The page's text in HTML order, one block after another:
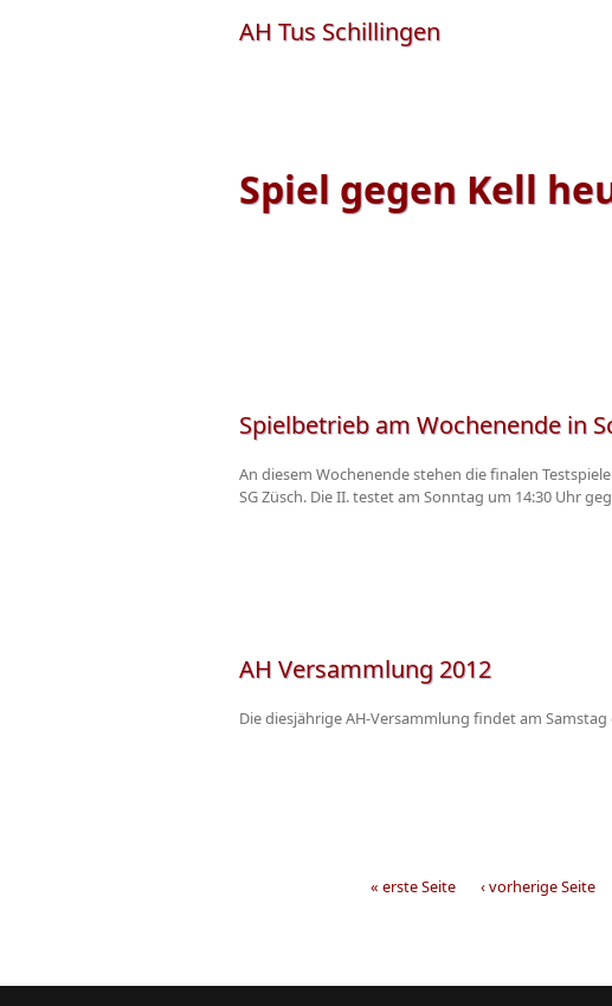
AH Tus Schillingen
Spiel gegen Kell
Spielbetrieb am Wochenende in
An diesem Wochenende stehen die finalen
SG Züsch. Die II. testet am Sonntag um 14:30 Uhr
AH Versammlung 2012
Die diesjährige AH-Versammlung findet am
« erste Seite ‹ vorherige Seite